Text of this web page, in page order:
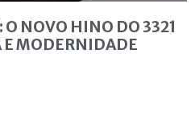
O NOVO HINO DO 3321
E MODERNIDADE